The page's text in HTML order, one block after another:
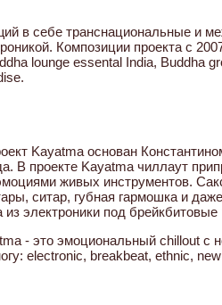
в себе транснациональные и
Композиции проекта с
lounge essental India, Buddha
Kayatma основан
В проекте Kayatma чиллаут
живых инструментов.
ситар, губная гармошка и
из электроники под
- это эмоциональный chillout с
electronic, breakbeat, ethnic,